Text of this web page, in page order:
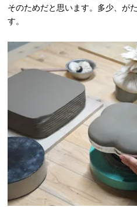
そのためだと思います。多少、が
す。